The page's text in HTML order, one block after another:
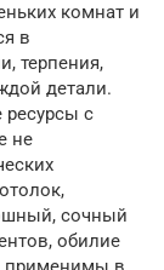
комнат и
в
терпения,
детали.
ресурсы с
не
сочный
обилие